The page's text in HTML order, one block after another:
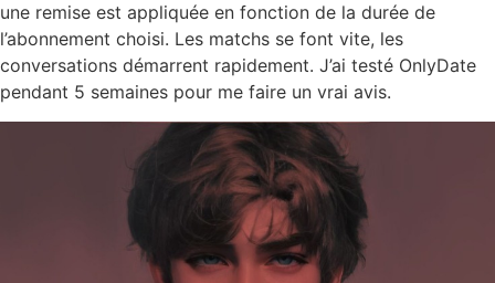
une remise est appliquée en fonction de la durée de
l’abonnement choisi. Les matchs se font vite, les
conversations démarrent rapidement. J’ai testé OnlyDate
pendant 5 semaines pour me faire un vrai avis.